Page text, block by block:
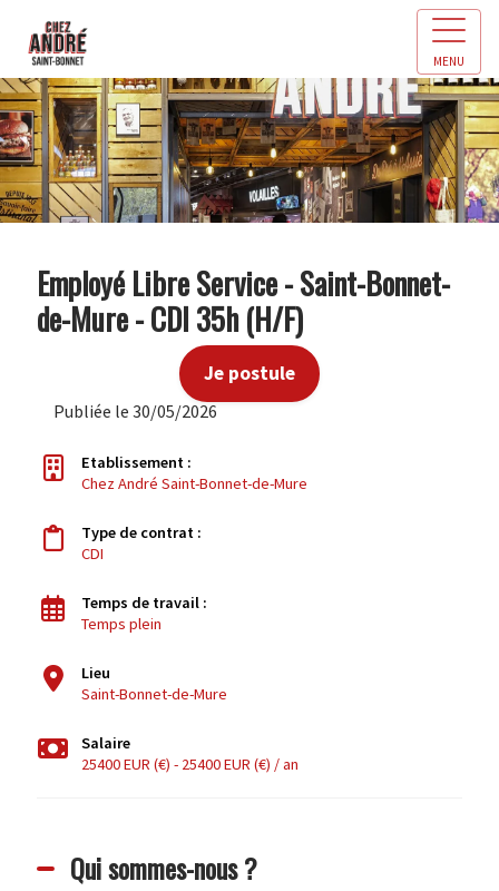
MENU
Employé Libre Service - Saint-Bonnet-
de-Mure - CDI 35h (H/F)
Je postule
Publiée le 30/05/2026
Etablissement :
Chez André Saint-Bonnet-de-Mure
Type de contrat :
CDI
Temps de travail :
Temps plein
Lieu
Saint-Bonnet-de-Mure
Salaire
25400 EUR (€) - 25400 EUR (€) / an
Qui sommes-nous ?